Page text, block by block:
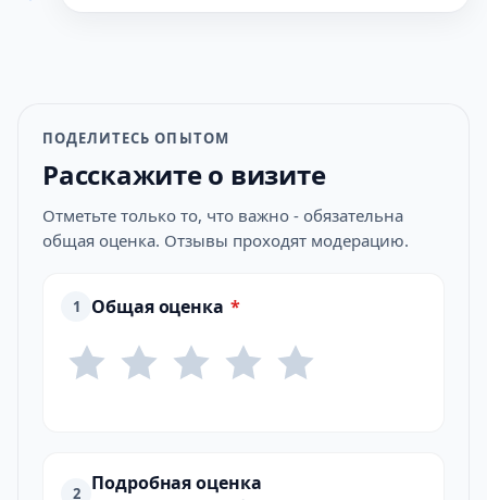
ПОДЕЛИТЕСЬ ОПЫТОМ
Расскажите о визите
Отметьте только то, что важно - обязательна
общая оценка. Отзывы проходят модерацию.
1 Общая оценка *
2 Подробная оценка